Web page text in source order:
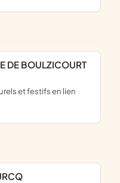
DE BOULZICOURT